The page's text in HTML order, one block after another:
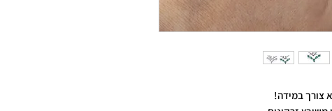
צורך במידה!